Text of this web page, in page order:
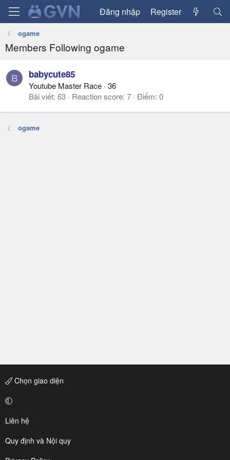
Đăng nhập Register
ogame
Members Following ogame
B babycute85
Youtube Master Race · 36
Bài viết 63 Reaction score 7 Điểm 0
ogame
Chọn giao diện
Liên hệ
Quy định và Nội quy